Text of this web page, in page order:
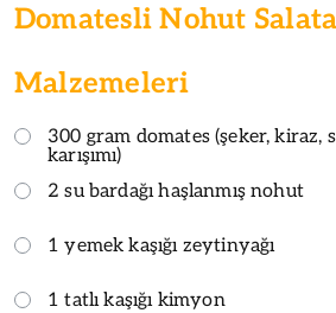
Domatesli Nohut
Malzemeleri
300 gram domates (şeker, kiraz,
karışımı)
2 su bardağı haşlanmış nohut
1 yemek kaşığı zeytinyağı
1 tatlı kaşığı kimyon